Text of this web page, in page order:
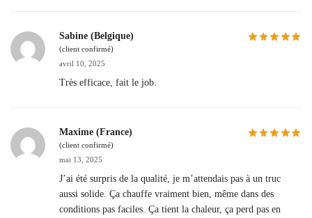
Sabine (Belgique)
(client confirmé)
avril 10, 2025
Très efficace, fait le job.
Maxime (France)
(client confirmé)
mai 13, 2025
J’ai été surpris de la qualité, je m’attendais pas à un truc
aussi solide. Ça chauffe vraiment bien, même dans des
conditions pas faciles. Ça tient la chaleur, ça perd pas en